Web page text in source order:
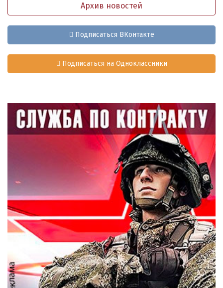
Архив новостей
Подписаться ВКонтакте
Подписаться на Одноклассники